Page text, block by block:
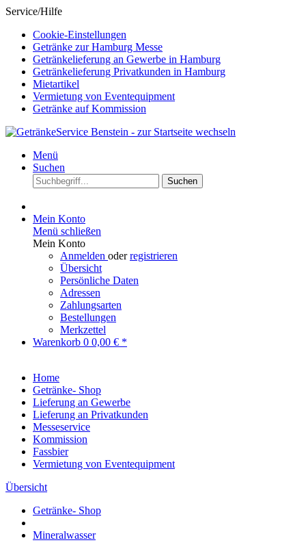
Service/Hilfe
Cookie-Einstellungen
Getränke zur Hamburg Messe
Getränkelieferung an Gewerbe in Hamburg
Getränkelieferung Privatkunden in Hamburg
Mietartikel
Vermietung von Eventequipment
Getränke auf Kommission
Menü
Suchen
Suchen
Mein Konto
Menü schließen
Mein Konto
Anmelden oderregistrieren
Übersicht
Persönliche Daten
Adressen
Zahlungsarten
Bestellungen
Merkzettel
Warenkorb 0 0,00 € *
Home
Getränke- Shop
Lieferung an Gewerbe
Lieferung an Privatkunden
Messeservice
Kommission
Fassbier
Vermietung von Eventequipment
Übersicht
Getränke- Shop
Mineralwasser